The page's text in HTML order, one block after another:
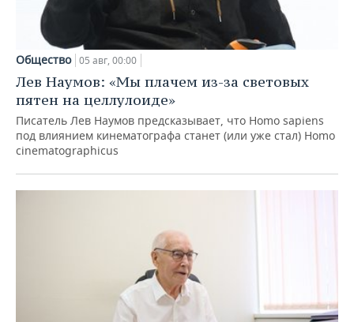
Общество 05 авг, 00:00
Лев Наумов: «Мы плачем из-за световых
пятен на целлулоиде»
Писатель Лев Наумов предсказывает, что Homo sapiens
под влиянием кинематографа станет (или уже стал) Homo
cinematographicus